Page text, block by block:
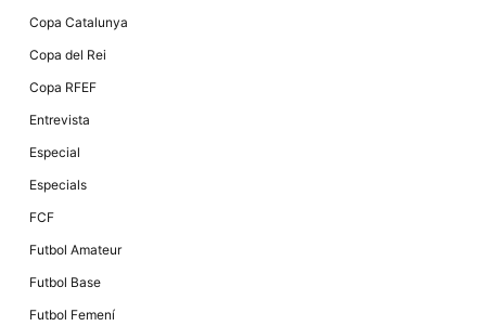
Copa Catalunya
Copa del Rei
Copa RFEF
Entrevista
Especial
Especials
FCF
Futbol Amateur
Futbol Base
Futbol Femení